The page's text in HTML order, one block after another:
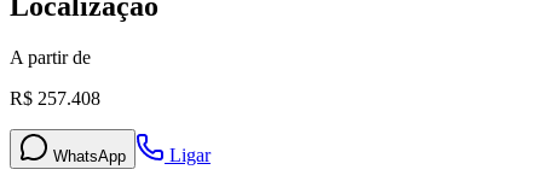
Localização
A partir de
R$ 257.408
WhatsApp Ligar